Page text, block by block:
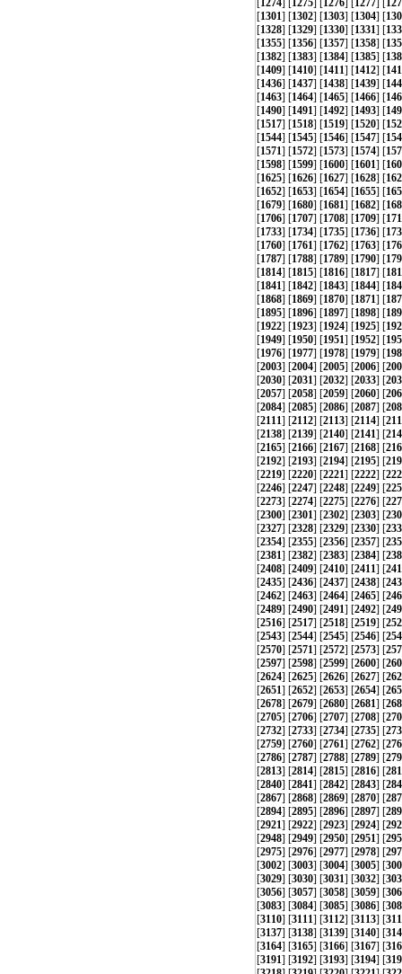
[1274] [1275] [1276] [1277] [
[1301] [1302] [1303] [1304] [
[1328] [1329] [1330] [1331] [
[1355] [1356] [1357] [1358] [
[1382] [1383] [1384] [1385] [
[1409] [1410] [1411] [1412] [
[1436] [1437] [1438] [1439] [
[1463] [1464] [1465] [1466] [
[1490] [1491] [1492] [1493] [
[1517] [1518] [1519] [1520] [
[1544] [1545] [1546] [1547] [
[1571] [1572] [1573] [1574] [
[1598] [1599] [1600] [1601] [
[1625] [1626] [1627] [1628] [
[1652] [1653] [1654] [1655] [
[1679] [1680] [1681] [1682] [
[1706] [1707] [1708] [1709] [
[1733] [1734] [1735] [1736] [
[1760] [1761] [1762] [1763] [
[1787] [1788] [1789] [1790] [
[1814] [1815] [1816] [1817] [
[1841] [1842] [1843] [1844] [
[1868] [1869] [1870] [1871] [
[1895] [1896] [1897] [1898] [
[1922] [1923] [1924] [1925] [
[1949] [1950] [1951] [1952] [
[1976] [1977] [1978] [1979] [
[2003] [2004] [2005] [2006] [
[2030] [2031] [2032] [2033] [
[2057] [2058] [2059] [2060] [
[2084] [2085] [2086] [2087] [
[2111] [2112] [2113] [2114] [
[2138] [2139] [2140] [2141] [
[2165] [2166] [2167] [2168] [
[2192] [2193] [2194] [2195] [
[2219] [2220] [2221] [2222] [
[2246] [2247] [2248] [2249] [
[2273] [2274] [2275] [2276] [
[2300] [2301] [2302] [2303] [
[2327] [2328] [2329] [2330] [
[2354] [2355] [2356] [2357] [
[2381] [2382] [2383] [2384] [
[2408] [2409] [2410] [2411] [
[2435] [2436] [2437] [2438] [
[2462] [2463] [2464] [2465] [
[2489] [2490] [2491] [2492] [
[2516] [2517] [2518] [2519] [
[2543] [2544] [2545] [2546] [
[2570] [2571] [2572] [2573] [
[2597] [2598] [2599] [2600] [
[2624] [2625] [2626] [2627] [
[2651] [2652] [2653] [2654] [
[2678] [2679] [2680] [2681] [
[2705] [2706] [2707] [2708] [
[2732] [2733] [2734] [2735] [
[2759] [2760] [2761] [2762] [
[2786] [2787] [2788] [2789] [
[2813] [2814] [2815] [2816] [
[2840] [2841] [2842] [2843] [
[2867] [2868] [2869] [2870] [
[2894] [2895] [2896] [2897] [
[2921] [2922] [2923] [2924] [
[2948] [2949] [2950] [2951] [
[2975] [2976] [2977] [2978] [
[3002] [3003] [3004] [3005] [
[3029] [3030] [3031] [3032] [
[3056] [3057] [3058] [3059] [
[3083] [3084] [3085] [3086] [
[3110] [3111] [3112] [3113] [
[3137] [3138] [3139] [3140] [
[3164] [3165] [3166] [3167] [
[3191] [3192] [3193] [3194] [